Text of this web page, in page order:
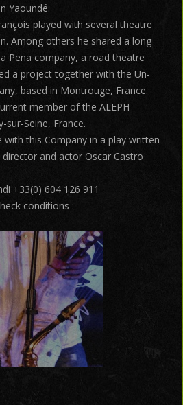
Yaoundé.
played with several theatre
Among others he shared a long
Pena company, a road theatre
a project together with the Un-
based in Montrouge, France.
member of the ALEPH
sur-Seine, France.
with this Company in a play written
and actor Oscar Castro
+33(0) 604 126 911
conditions :